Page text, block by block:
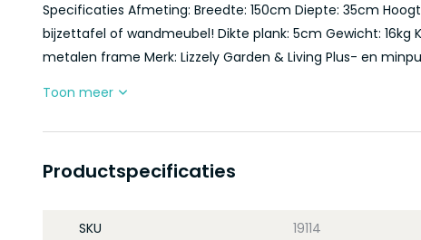
Specificaties Afmeting: Breedte: 150cm Diepte: 35cm
bijzettafel of wandmeubel! Dikte plank: 5cm Gewicht: 16kg
metalen frame Merk: Lizzely Garden & Living Plus- en
Toon meer
Productspecificaties
SKU 19114